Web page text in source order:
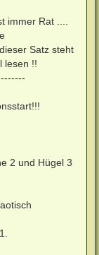
immer Rat ....
Satz steht
lesen !!
2 und Hügel 3